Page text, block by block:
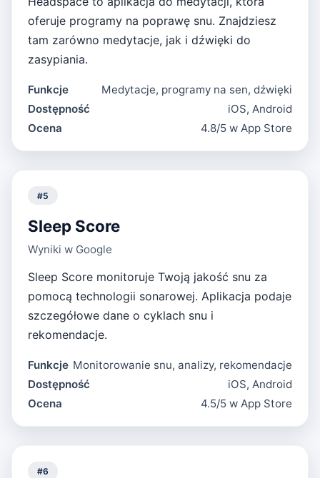
oferuje programy na poprawę snu. Znajdziesz
tam zarówno medytacje, jak i dźwięki do
zasypiania.
Funkcje
Medytacje, programy na sen, dźwięki
Dostępność
iOS, Android
Ocena
4.8/5 w App Store
#5
Sleep Score
Wyniki w Google
Sleep Score monitoruje Twoją jakość snu za
pomocą technologii sonarowej. Aplikacja podaje
szczegółowe dane o cyklach snu i
rekomendacje.
Funkcje Monitorowanie snu, analizy, rekomendacje
Dostępność
iOS, Android
Ocena
4.5/5 w App Store
#6